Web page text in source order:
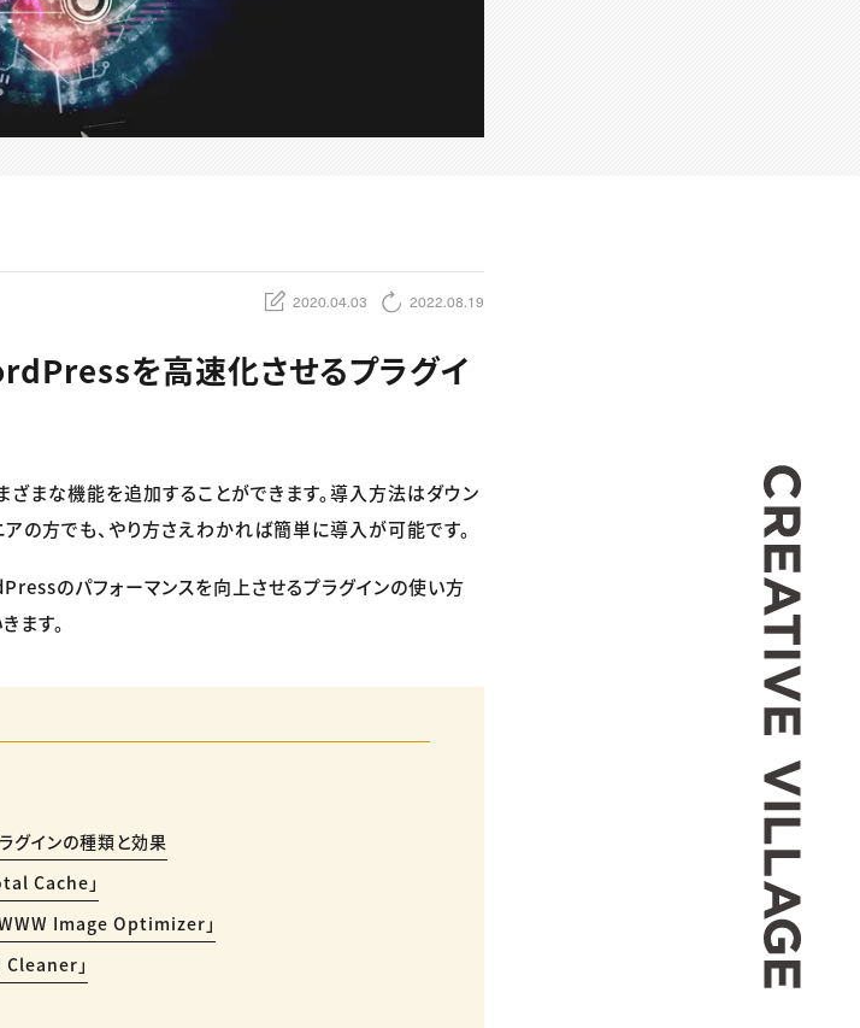
2020.04.03 2022.08.19
を高速化させるプラグイ
まな機能を追加することができます。導入方法はダウン
の方でも、やり方さえわかれば簡単に導入が可能です。
のパフォーマンスを向上させるプラグインの使い方
ます。
インの種類と効果
Cache」
Image Optimizer」
Cleaner」